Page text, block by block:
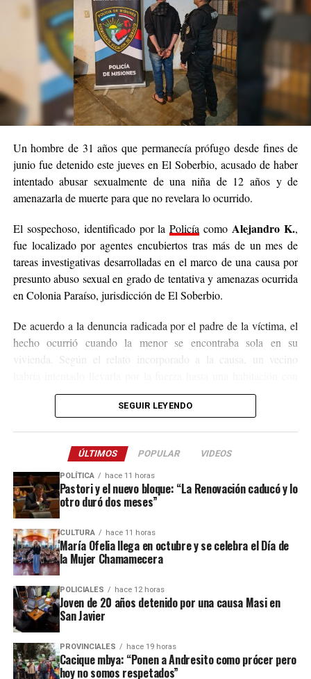
investigadores intentan establecer su grado de participación en el
En tanto, el principal sospechoso no fue localizado y los USD
1.900 denunciados como sustraídos tampoco fueron
recuperados.La Policía continúa con las tareas investigativas
para dar con el acusadoy esclarecer completamente el caso.
Un hombre de 31 años que permanecía prófugo desde fines de
junio fue detenido este jueves en El Soberbio, acusado de haber
intentado abusar sexualmente de una niña de 12 años y de
amenazarla de muerte para que no revelara lo ocurrido.
El sospechoso, identificado por laPolicía comoAlejandro K.,
fue localizado por agentes encubiertos tras más de un mes de
tareas investigativas desarrolladas en el marco de una causa por
presunto abuso sexual en grado de tentativa y amenazas ocurrida
en Colonia Paraíso, jurisdicción de El Soberbio.
De acuerdo a la denuncia radicada por el padre de la víctima, el
hecho ocurrió cuando la menor se encontraba sola en su
vivienda. Según el relato incorporado a la causa, un vecino
fines de abuso sexual, aunque la niña logró escapar. Antes de
huir, el acusado presuntamente laamenazó de muerte
Tras conocerse la denuncia, el Juzgado de Instrucción Tres de
San Vicente ordenó la inmediata detención del sospechoso,
quien escapó y permaneció oculto durante más de un mes.
La captura se concretó este jueves como resultado de un
operativo llevado adelante por efectivos de la Comisaría de la
Mujer y de la Comisaría Seccional Segunda de El Soberbio, que
lograron establecer el paradero del acusado y proceder a su
detención.
El hombre quedó alojado en una dependencia policial y a
disposición del magistrado interviniente, mientras continúa la
investigación judicial por los delitos de presunto abuso sexual en
grado de tentativa y amenazas.
SEGUIR LEYENDO
ÚLTIMOS POPULAR VIDEOS
POLÍTICA hace 11 horas
Pastori y el nuevo bloque: “La Renovación caducó y lo
otro duró dos meses”
CULTURA hace 11 horas
María Ofelia llega en octubre y se celebra el Día de
la Mujer Chamamecera
POLICIALES hace 12 horas
Joven de 20 años detenido por una causa Masi en
San Javier
PROVINCIALES hace 19 horas
Cacique mbya: “Ponen a Andresito como prócer pero
hoy no somos respetados”